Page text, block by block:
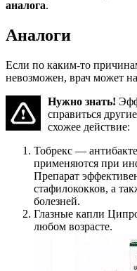
аналога.
Аналоги
Если по каким-то
невозможен, врач может
Нужно знать!
справиться
схожее действие:
Тобрекс —
применяются при
Препарат
стафилококков, а
болезней.
Глазные капли
любом возрасте.